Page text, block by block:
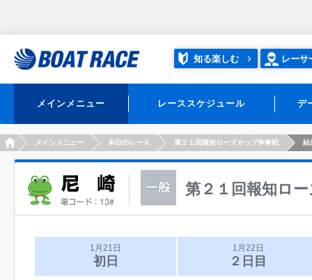
知る楽しむ レーサ
メインメニュー レーススケジュール デ
HOMEメインメニュー 本日のレース 第２１回報知ローズカップ争奪戦 結
第２１回報知ロ
1月21日
初日
1月22日
２日目